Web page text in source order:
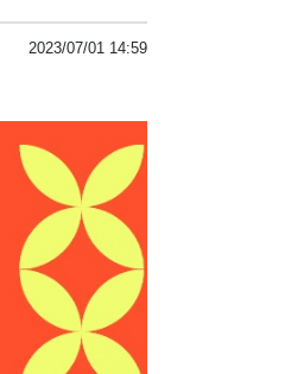
2023/07/01 14:59